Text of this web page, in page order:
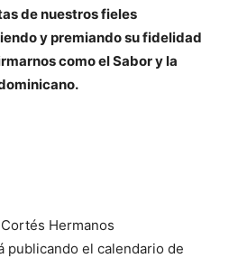
de nuestros fieles
y premiando su fidelidad
como el Sabor y la
Hermanos
publicando el calendario de